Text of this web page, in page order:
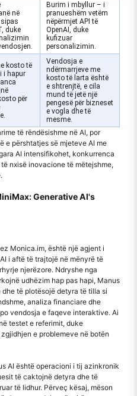
në
duke
Burim i mbyllur – i
pranueshëm vetëm
nëpërmjet API të
OpenAI, duke
kufizuar
personalizimin.
kosto të
i hapur
për
Vendosja e
ndërmarrjeve me
kosto të larta është
e shtrenjtë, e cila
mund të jetë një
pengesë për bizneset
e vogla dhe të
mesme.
të rëndësishme në AI, por
e përshtatjes së mjeteve AI me
AI intensifikohet, konkurrenca
nxisë inovacione të mëtejshme,
Generative AI's
Monica.im, është një agjent i
i aftë të trajtojë në mënyrë të
njerëzore. Ndryshe nga
udhëzim hap pas hapi, Manus
të plotësojë detyra të tilla si
analiza financiare dhe
vendosja e faqeve interaktive. Ai
testet e referimit, duke
e problemeve në botën
AI është operacioni i tij azinkronik
të caktojnë detyra dhe të
të lidhur. Përveç kësaj, mëson